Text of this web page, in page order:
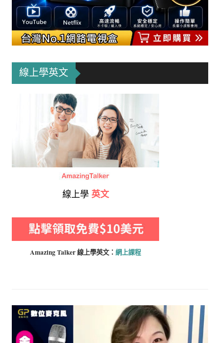
線上學英文
線上學 英文
Amazing Talker 線上學英文： 網上課程